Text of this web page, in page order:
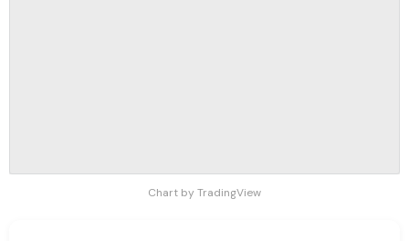
Chart by TradingView